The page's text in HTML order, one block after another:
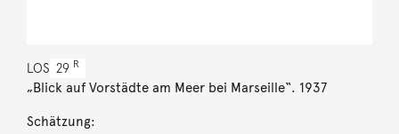
LOS 29 R
„Blick auf Vorstädte am Meer bei Marseille“. 1937
Schätzung: